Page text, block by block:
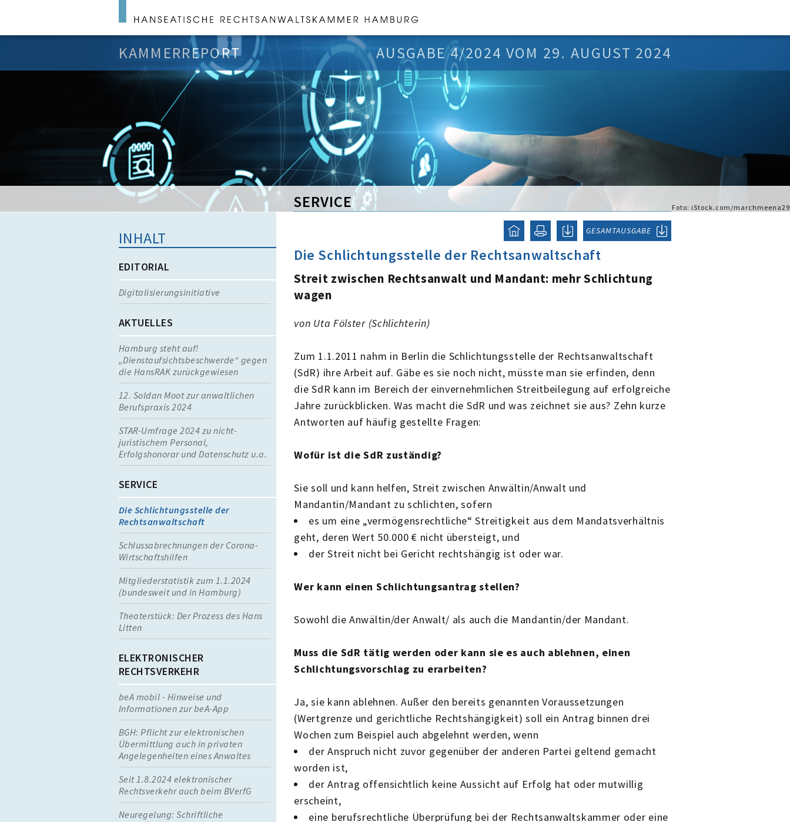
KAMMERREPORT AUSGABE 4/2024 VOM 29. AUGUST 2024
Foto: iStock.com/marchmeena29
SERVICE
GESAMTAUSGABE
INHALT
EDITORIAL
Digitalisierungsinitiative
AKTUELLES
Hamburg steht auf!
„Dienstaufsichtsbeschwerde“ gegen
die HansRAK zurückgewiesen
12. Soldan Moot zur anwaltlichen
Berufspraxis 2024
STAR-Umfrage 2024 zu nicht-
juristischem Personal,
Erfolgshonorar und Datenschutz u.a.
SERVICE
Die Schlichtungsstelle der
Rechtsanwaltschaft
Schlussabrechnungen der Corona-
Wirtschaftshilfen
Mitgliederstatistik zum 1.1.2024
(bundesweit und in Hamburg)
Theaterstück: Der Prozess des Hans
Litten
ELEKTRONISCHER
RECHTSVERKEHR
beA mobil - Hinweise und
Informationen zur beA-App
BGH: Pflicht zur elektronischen
Übermittlung auch in privaten
Angelegenheiten eines Anwaltes
Seit 1.8.2024 elektronischer
Rechtsverkehr auch beim BVerfG
Neuregelung: Schriftliche
Die Schlichtungsstelle der Rechtsanwaltschaft
Streit zwischen Rechtsanwalt und Mandant: mehr Schlichtung
wagen
von Uta Fölster (Schlichterin)
Zum 1.1.2011 nahm in Berlin die Schlichtungsstelle der Rechtsanwaltschaft
(SdR) ihre Arbeit auf. Gäbe es sie noch nicht, müsste man sie erfinden, denn
die SdR kann im Bereich der einvernehmlichen Streitbeilegung auf erfolgreiche
Jahre zurückblicken. Was macht die SdR und was zeichnet sie aus? Zehn kurze
Antworten auf häufig gestellte Fragen:
Wofür ist die SdR zuständig?
Sie soll und kann helfen, Streit zwischen Anwältin/Anwalt und
Mandantin/Mandant zu schlichten, sofern
es um eine „vermögensrechtliche“ Streitigkeit aus dem Mandatsverhältnis
geht, deren Wert 50.000 € nicht übersteigt, und
der Streit nicht bei Gericht rechtshängig ist oder war.
Wer kann einen Schlichtungsantrag stellen?
Sowohl die Anwältin/der Anwalt/ als auch die Mandantin/der Mandant.
Muss die SdR tätig werden oder kann sie es auch ablehnen, einen
Schlichtungsvorschlag zu erarbeiten?
Ja, sie kann ablehnen. Außer den bereits genannten Voraussetzungen
(Wertgrenze und gerichtliche Rechtshängigkeit) soll ein Antrag binnen drei
Wochen zum Beispiel auch abgelehnt werden, wenn
der Anspruch nicht zuvor gegenüber der anderen Partei geltend gemacht
worden ist,
der Antrag offensichtlich keine Aussicht auf Erfolg hat oder mutwillig
erscheint,
eine berufsrechtliche Überprüfung bei der Rechtsanwaltskammer oder eine